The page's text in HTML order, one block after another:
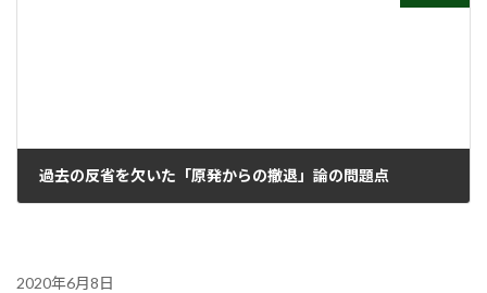
過去の反省を欠いた「原発からの撤退」論の問題点
2020年6月8日